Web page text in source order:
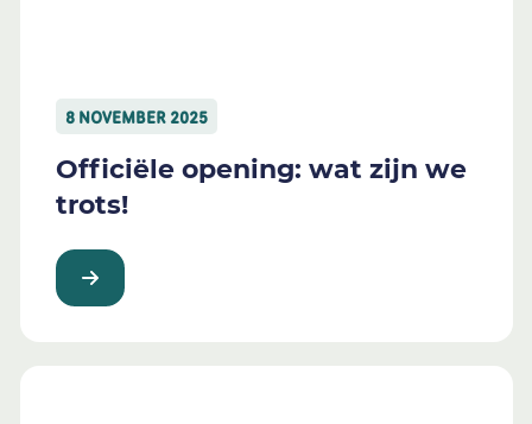
8 NOVEMBER 2025
Officiële opening: wat zijn we
trots!